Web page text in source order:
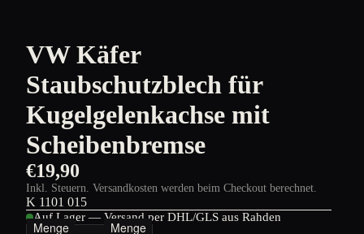
VW Käfer
Staubschutzblech für
Kugelgelenkachse mit
Scheibenbremse
€19,90
Inkl. Steuern. Versandkosten werden beim Checkout berechnet.
K 1101 015
Auf Lager — Versand per DHL/GLS aus Rahden
Menge
Menge